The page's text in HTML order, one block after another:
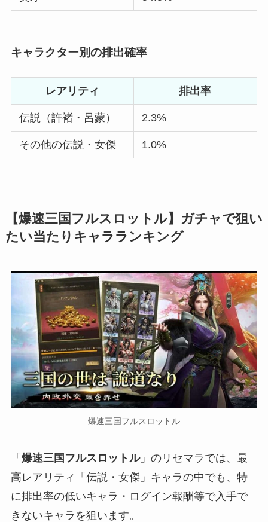
キャラクター別の排出確率
レアリティ 排出率
伝説（許褚・呂蒙） 2.3%
その他の伝説・女傑 1.0%
【爆速三国フルスロットル】ガチャで狙い
たい当たりキャラランキング
爆速三国フルスロットル
「 爆速三国フルスロットル」のリセマラでは、最
高レアリティ「伝説・女傑」キャラの中でも、特
に排出率の低いキャラ・ログイン報酬等で入手で
きないキャラを狙います。